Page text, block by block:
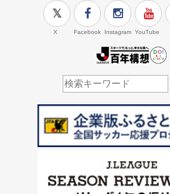
X Facebook Instagram YouTube